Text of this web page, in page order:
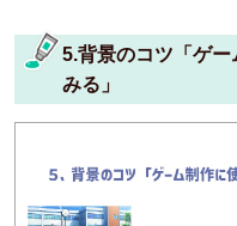
5.背景のコツ「ゲ
みる」